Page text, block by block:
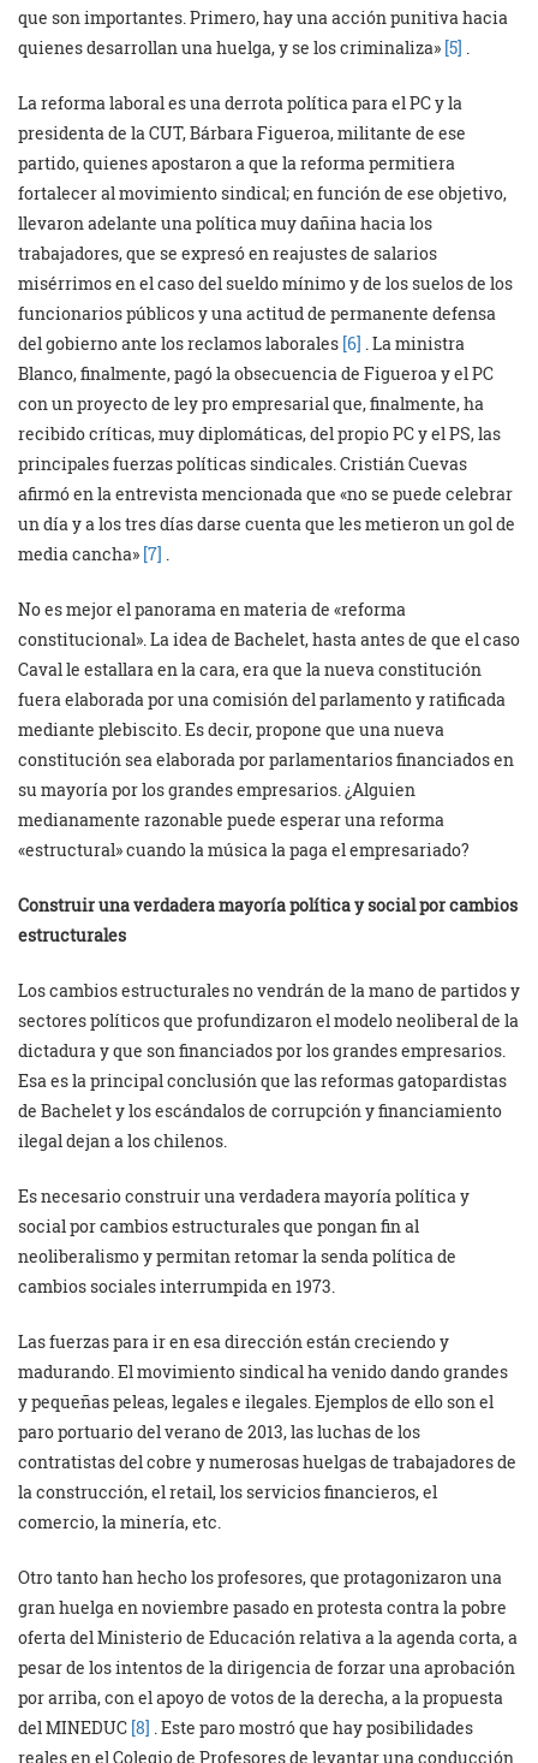
que son importantes. Primero, hay una acción punitiva hacia
quienes desarrollan una huelga, y se los criminaliza» [5]
La reforma laboral es una derrota política para el PC y la
presidenta de la CUT, Bárbara Figueroa, militante de ese
partido, quienes apostaron a que la reforma permitiera
fortalecer al movimiento sindical; en función de ese objetivo,
llevaron adelante una política muy dañina hacia los
trabajadores, que se expresó en reajustes de salarios
misérrimos en el caso del sueldo mínimo y de los suelos de los
funcionarios públicos y una actitud de permanente defensa
del gobierno ante los reclamos laborales [6] . La ministra
Blanco, finalmente, pagó la obsecuencia de Figueroa y el PC
con un proyecto de ley pro empresarial que, finalmente, ha
recibido críticas, muy diplomáticas, del propio PC y el PS, las
principales fuerzas políticas sindicales. Cristián Cuevas
afirmó en la entrevista mencionada que «no se puede celebrar
un día y a los tres días darse cuenta que les metieron un gol de
media cancha» [7]
No es mejor el panorama en materia de «reforma
constitucional». La idea de Bachelet, hasta antes de que el caso
Caval le estallara en la cara, era que la nueva constitución
fuera elaborada por una comisión del parlamento y ratificada
mediante plebiscito. Es decir, propone que una nueva
constitución sea elaborada por parlamentarios financiados en
su mayoría por los grandes empresarios. ¿Alguien
medianamente razonable puede esperar una reforma
«estructural» cuando la música la paga el empresariado?
Construir una verdadera mayoría política y social por cambios
estructurales
Los cambios estructurales no vendrán de la mano de partidos y
sectores políticos que profundizaron el modelo neoliberal de la
dictadura y que son financiados por los grandes empresarios.
Esa es la principal conclusión que las reformas gatopardistas
de Bachelet y los escándalos de corrupción y financiamiento
ilegal dejan a los chilenos.
Es necesario construir una verdadera mayoría política y
social por cambios estructurales que pongan fin al
neoliberalismo y permitan retomar la senda política de
cambios sociales interrumpida en 1973.
Las fuerzas para ir en esa dirección están creciendo y
madurando. El movimiento sindical ha venido dando grandes
y pequeñas peleas, legales e ilegales. Ejemplos de ello son el
paro portuario del verano de 2013, las luchas de los
contratistas del cobre y numerosas huelgas de trabajadores de
la construcción, el retail, los servicios financieros, el
comercio, la minería, etc.
Otro tanto han hecho los profesores, que protagonizaron una
gran huelga en noviembre pasado en protesta contra la pobre
oferta del Ministerio de Educación relativa a la agenda corta, a
pesar de los intentos de la dirigencia de forzar una aprobación
por arriba, con el apoyo de votos de la derecha, a la propuesta
del MINEDUC [8] . Este paro mostró que hay posibilidades
reales en el Colegio de Profesores de levantar una conducción